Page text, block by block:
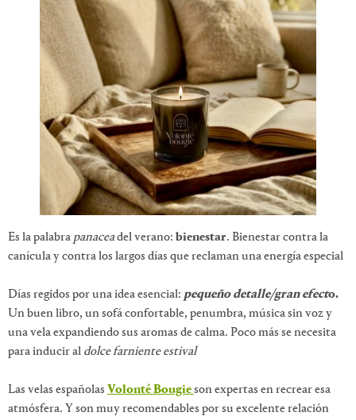
Es la palabra panaceadel verano: bienestar. Bienestar contra la
canícula y contra los largos días que reclaman una energía especial
Días regidos por una idea esencial: pequeño detalle/gran efecto.
Un buen libro, un sofá confortable, penumbra, música sin voz y
una vela expandiendo sus aromas de calma. Poco más se necesita
para inducir al dolce farniente estival
Las velas españolas Volonté Bougieson expertas en recrear esa
atmósfera. Y son muy recomendables por su excelente relación